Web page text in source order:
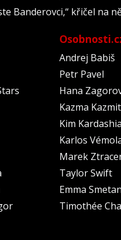
Banderovci,“ křičel na
Andrej Babiš
Petr Pavel
Hana
Kazma
Kim
Karlos
Marek
Taylor Swift
Emma
Timothée